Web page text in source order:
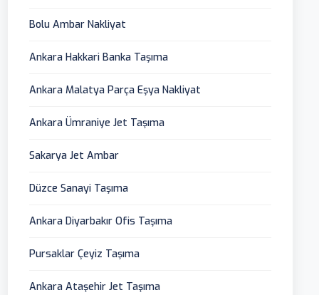
Bolu Ambar Nakliyat
Ankara Hakkari Banka Taşıma
Ankara Malatya Parça Eşya Nakliyat
Ankara Ümraniye Jet Taşıma
Sakarya Jet Ambar
Düzce Sanayi Taşıma
Ankara Diyarbakır Ofis Taşıma
Pursaklar Çeyiz Taşıma
Ankara Ataşehir Jet Taşıma